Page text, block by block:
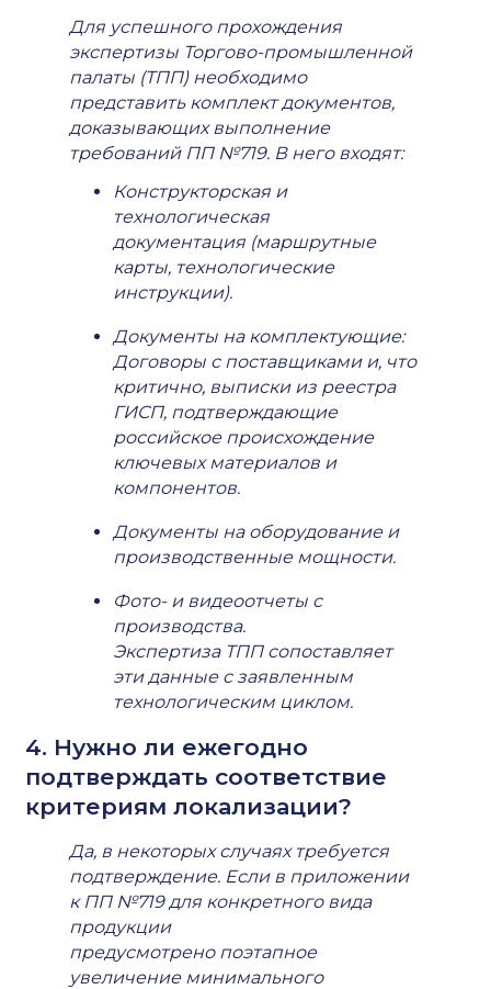
Для успешного прохождения
экспертизы Торгово-промышленной
палаты (ТПП) необходимо
представить комплект документов,
доказывающих выполнение
требований ПП №719. В него входят:
Конструкторская и
технологическая
документация (маршрутные
карты, технологические
инструкции).
Документы на комплектующие:
Договоры с поставщиками и, что
критично, выписки из реестра
ГИСП, подтверждающие
российское происхождение
ключевых материалов и
компонентов.
Документы на оборудование и
производственные мощности.
Фото- и видеоотчеты с
производства.
Экспертиза ТПП сопоставляет
эти данные с заявленным
технологическим циклом.
4. Нужно ли ежегодно
подтверждать соответствие
критериям локализации?
Да, в некоторых случаях требуется
подтверждение. Если в приложении
к ПП №719 для конкретного вида
продукции
предусмотрено поэтапное
увеличение минимального